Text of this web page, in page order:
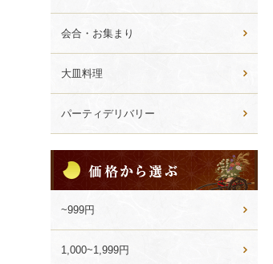
会合・お集まり
大皿料理
パーティデリバリー
格
か
ら
選
ぶ
~999円
1,000~1,999円